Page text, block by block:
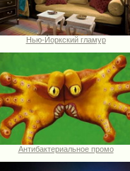
Нью-Йоркский гламур
Антибактериальное промо